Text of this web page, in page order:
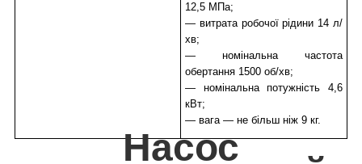
12,5 МПа;
— витрата робочої рідини 14 л/
хв;
— номінальна частота
обертання 1500 об/хв;
— номінальна потужність 4,6
кВт;
— вага — не більш ніж 9 кг.
Насос